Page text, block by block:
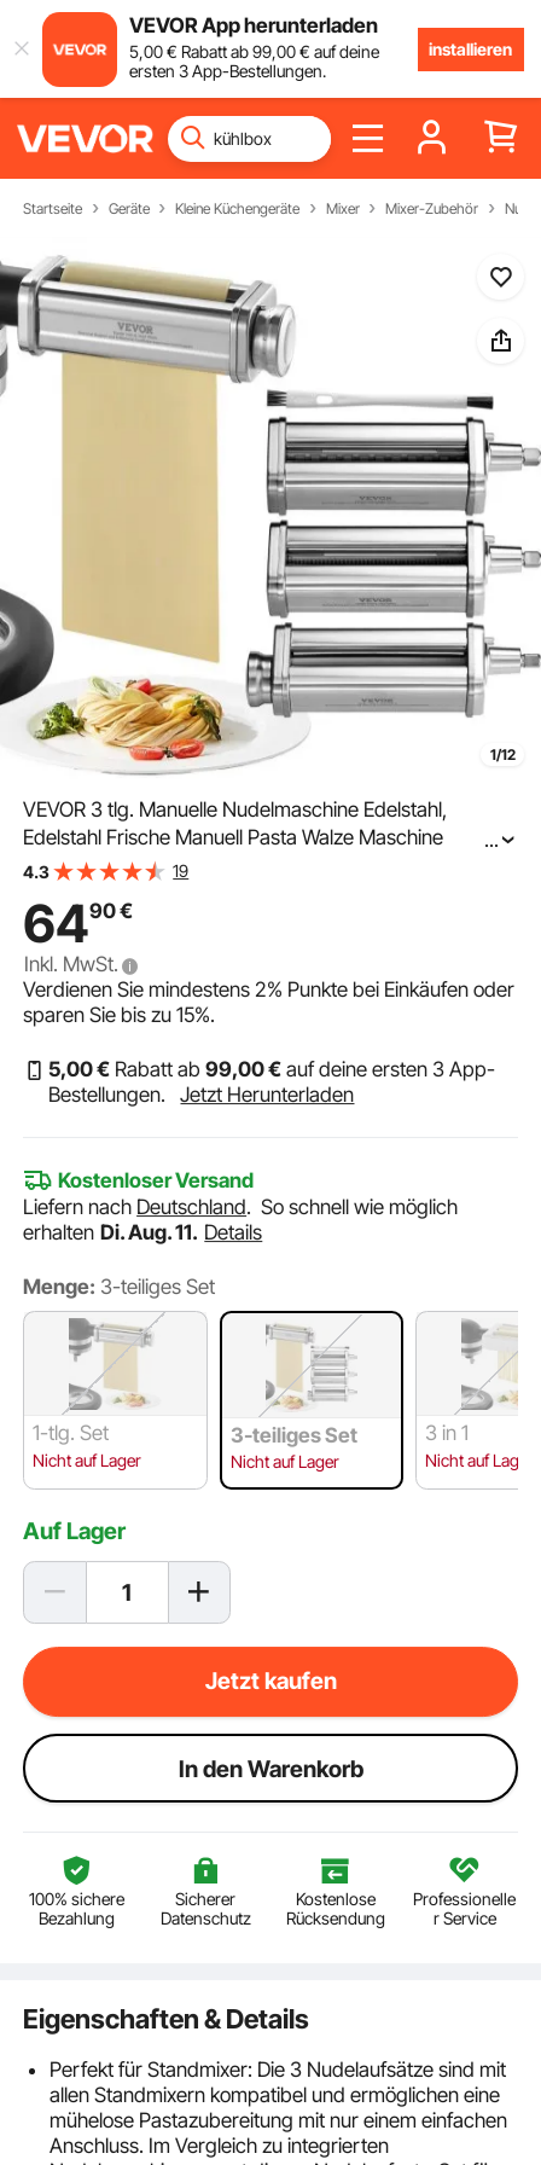
VEVOR App herunterladen
5,00€ Rabatt ab99,00€ auf deine
ersten 3 App-Bestellungen.
installieren
Startseite Geräte Kleine Küchengeräte Mixer Mixer-Zubehör
1/12
VEVOR 3 tlg. Manuelle Nudelmaschine Edelstahl,
Edelstahl Frische Manuell Pasta Walze Maschine
Italienische Flachteigmaschine Pastamaker inkl.
...
4.3 19
6490€
Inkl. MwSt.
Verdienen Sie mindestens2% Punkte bei Einkäufen oder
sparen Sie bis zu15%.
5,00€ Rabatt ab99,00€ auf deine ersten 3 App-
Bestellungen.
Jetzt Herunterladen
Kostenloser Versand
Liefern nach Deutschland.So schnell wie möglich
erhalten Di. Aug. 11. Details
Menge: 3-teiliges Set
1-tlg. Set
Nicht auf Lager
3-teiliges Set
Nicht auf Lager
3 in 1
Nicht auf Lager
Auf Lager
Jetzt kaufen
ln den Warenkorb
100% sichere
Bezahlung
Sicherer
Datenschutz
Kostenlose
Rücksendung
Professionelle
r Service
Eigenschaften & Details
Perfekt für Standmixer: Die 3 Nudelaufsätze sind mit
allen Standmixern kompatibel und ermöglichen eine
mühelose Pastazubereitung mit nur einem einfachen
Anschluss. Im Vergleich zu integrierten